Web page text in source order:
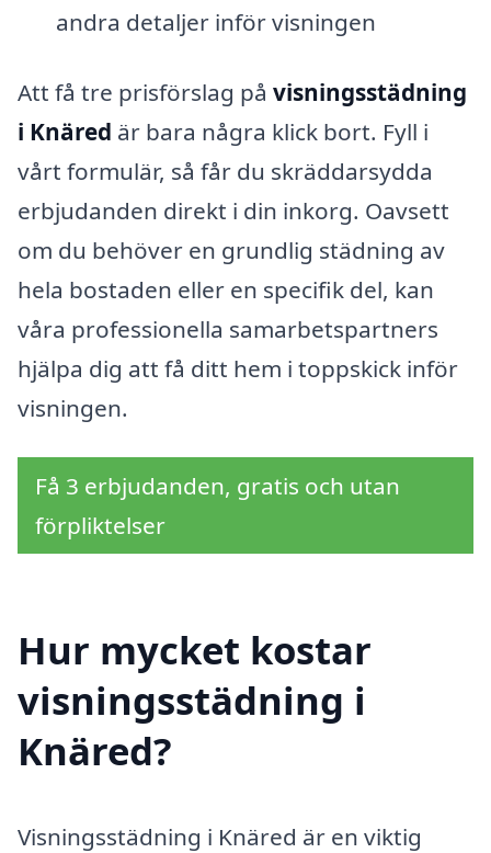
andra detaljer inför visningen
Att få tre prisförslag på visningsstädning
i Knäred är bara några klick bort. Fyll i
vårt formulär, så får du skräddarsydda
erbjudanden direkt i din inkorg. Oavsett
om du behöver en grundlig städning av
hela bostaden eller en specifik del, kan
våra professionella samarbetspartners
hjälpa dig att få ditt hem i toppskick inför
visningen.
Få 3 erbjudanden, gratis och utan
förpliktelser
Hur mycket kostar
visningsstädning i
Knäred?
Visningsstädning i Knäred är en viktig